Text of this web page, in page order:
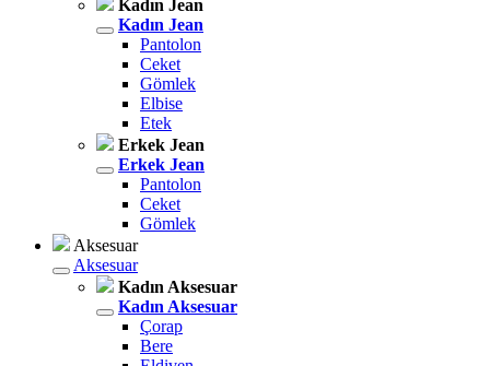
Kadın Jean
Kadın Jean
Pantolon
Ceket
Gömlek
Elbise
Etek
Erkek Jean
Erkek Jean
Pantolon
Ceket
Gömlek
Aksesuar
Aksesuar
Kadın Aksesuar
Kadın Aksesuar
Çorap
Bere